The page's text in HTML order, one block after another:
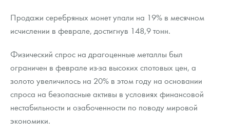
Продажи серебряных монет упали на 19% в месячном
исчислении в феврале, достигнув 148,9 тонн.
Физический спрос на драгоценные металлы был
ограничен в феврале из-за высоких спотовых цен, а
золото увеличилось на 20% в этом году на основании
спроса на безопасные активы в условиях финансовой
нестабильности и озабоченности по поводу мировой
экономики.